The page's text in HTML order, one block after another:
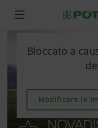
Bloccato a
Modificare le